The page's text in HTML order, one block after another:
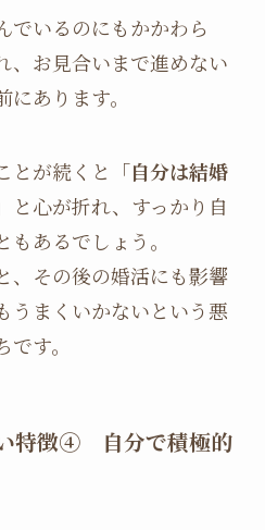
でいるのにもかかわら
、お見合いまで進めない
あります。
とが続くと「自分は結婚
」と心が折れ、すっかり自
あるでしょう。
、その後の婚活にも影響
うまくいかないという悪
す。
特徴④ 自分で積極的